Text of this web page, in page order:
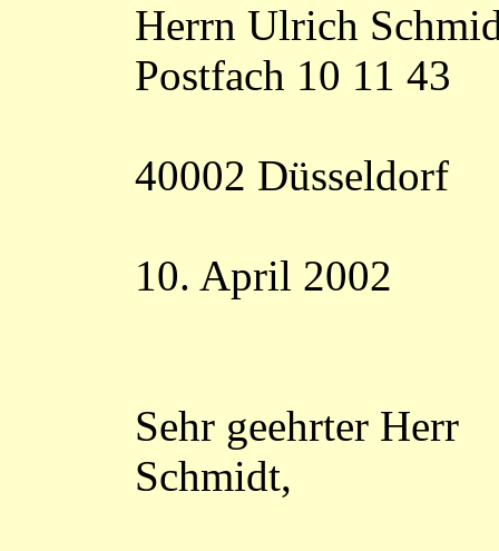
Herrn Ulrich
Postfach 10 11 43
40002 Düsseldorf
10. April 2002
Sehr geehrter Herr
Schmidt,